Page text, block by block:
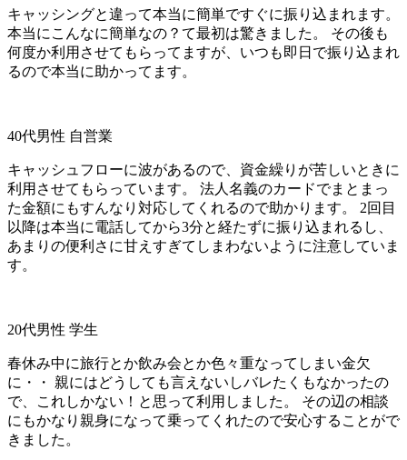
キャッシングと違って本当に簡単ですぐに振り込まれます。
本当にこんなに簡単なの？て最初は驚きました。 その後も
何度か利用させてもらってますが、いつも即日で振り込まれ
るので本当に助かってます。
40代男性 自営業
キャッシュフローに波があるので、資金繰りが苦しいときに
利用させてもらっています。 法人名義のカードでまとまっ
た金額にもすんなり対応してくれるので助かります。 2回目
以降は本当に電話してから3分と経たずに振り込まれるし、
あまりの便利さに甘えすぎてしまわないように注意していま
す。
20代男性 学生
春休み中に旅行とか飲み会とか色々重なってしまい金欠
に・・ 親にはどうしても言えないしバレたくもなかったの
で、これしかない！と思って利用しました。 その辺の相談
にもかなり親身になって乗ってくれたので安心することがで
きました。